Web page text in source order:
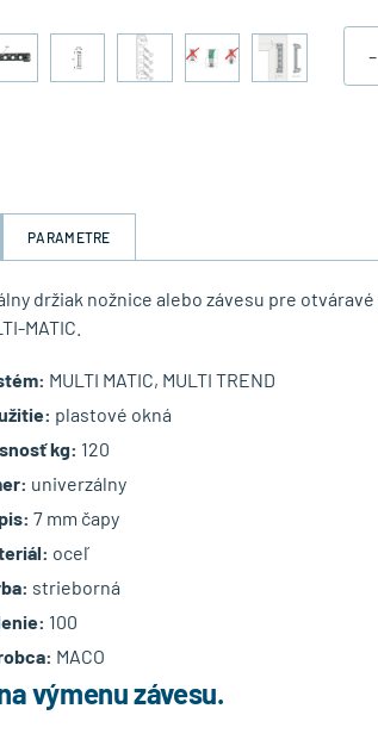
-
PARAMETRE
držiak nožnice alebo závesu pre
MATIC.
MULTI MATIC, MULTI TREND
plastové okná
kg: 120
univerzálny
7 mm čapy
oceľ
strieborná
100
MACO
výmenu závesu.